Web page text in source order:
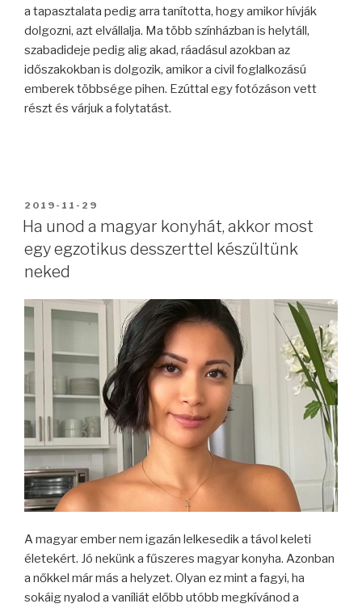
a tapasztalata pedig arra tanította, hogy amikor hívják
dolgozni, azt elvállalja. Ma több színházban is helytáll,
szabadideje pedig alig akad, ráadásul azokban az
időszakokban is dolgozik, amikor a civil foglalkozású
emberek többsége pihen. Ezúttal egy fotózáson vett
részt és várjuk a folytatást.
BEKÜLDVE:
2019-11-29
Ha unod a magyar konyhát, akkor most
egy egzotikus desszerttel készültünk
neked
A magyar ember nem igazán lelkesedik a távol keleti
életekért. Jó nekünk a fűszeres magyar konyha. Azonban
a nőkkel már más a helyzet. Olyan ez mint a fagyi, ha
sokáig nyalod a vaníliát előbb utóbb megkívánod a